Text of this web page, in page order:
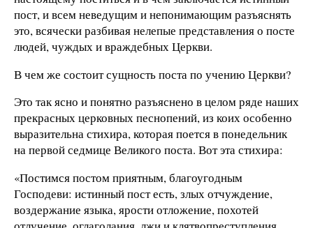
пост, и всем неведущим и непонимающим разъяснять
это, всячески разбивая нелепые представления о посте
людей, чуждых и враждебных Церкви.
В чем же состоит сущность поста по учению Церкви?
Это так ясно и понятно разъяснено в целом ряде наших
прекрасных церковных песнопений, из коих особенно
выразительна стихира, которая поется в понедельник
на первой седмице Великого поста. Вот эта стихира:
«Постимся постом приятным, благоугодным
Господеви: истинный пост есть, злых отчуждение,
воздержание языка, ярости отложение, похотей